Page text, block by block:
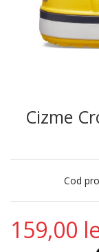
Cizme
Cod
159,00